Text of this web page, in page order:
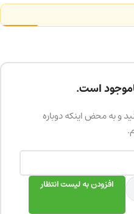
است.
و به محض اینکه دوباره
افزودن به لیست انتظار